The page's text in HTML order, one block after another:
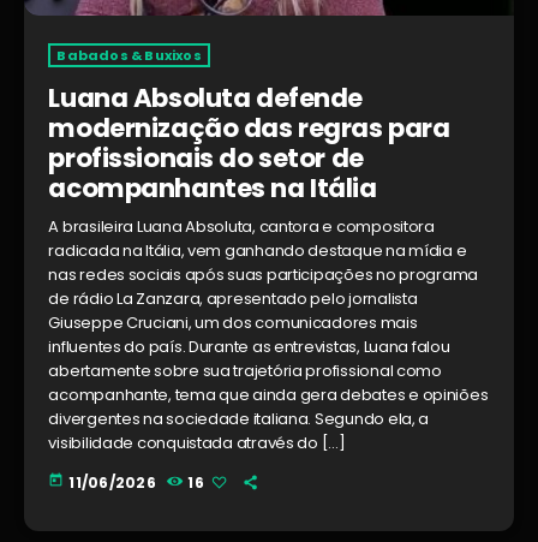
Babados & Buxixos
Luana Absoluta defende
modernização das regras para
profissionais do setor de
acompanhantes na Itália
A brasileira Luana Absoluta, cantora e compositora
radicada na Itália, vem ganhando destaque na mídia e
nas redes sociais após suas participações no programa
de rádio La Zanzara, apresentado pelo jornalista
Giuseppe Cruciani, um dos comunicadores mais
influentes do país. Durante as entrevistas, Luana falou
abertamente sobre sua trajetória profissional como
acompanhante, tema que ainda gera debates e opiniões
divergentes na sociedade italiana. Segundo ela, a
visibilidade conquistada através do […]
today 11/06/2026 16